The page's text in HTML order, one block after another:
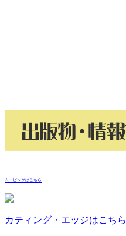
ムービングはこちら
カティング・エッジはこちら